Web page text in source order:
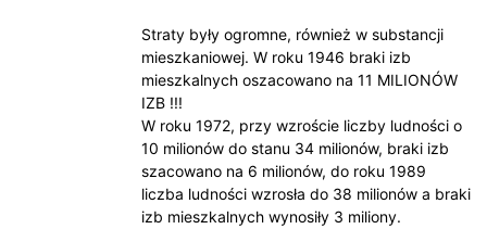
Straty były ogromne, również w substancji
mieszkaniowej. W roku 1946 braki izb
mieszkalnych oszacowano na 11 MILIONÓW
IZB !!!
W roku 1972, przy wzroście liczby ludności o
10 milionów do stanu 34 milionów, braki izb
szacowano na 6 milionów, do roku 1989
liczba ludności wzrosła do 38 milionów a braki
izb mieszkalnych wynosiły 3 miliony.